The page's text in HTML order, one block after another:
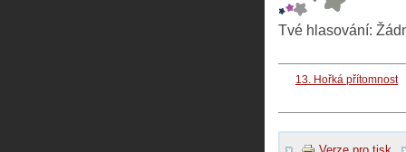
Tvé hlasování:
13. Hořká přítomnost
Verze pro tisk